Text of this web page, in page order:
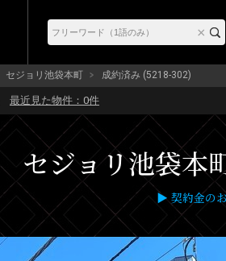
セジョリ池袋本町 成約済み (5218-302)
最近見た物件： 0件
セジョリ池袋本
▶ 契約金の